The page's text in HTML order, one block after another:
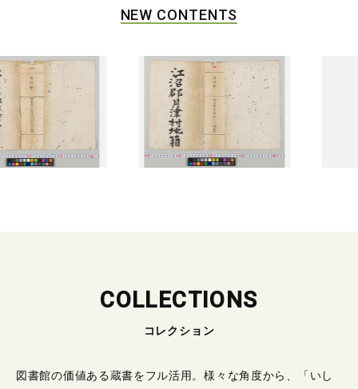
NEW CONTENTS
COLLECTIONS
コレクション
図書館の価値ある蔵書をフル活用。様々な角度から、「いし